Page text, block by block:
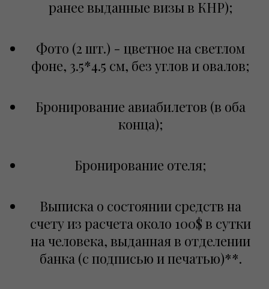
ранее выданные визы в КНР);
Фото (2 шт.) - цветное на светлом
фоне, 3.5*4.5 см, без углов и овалов;
Бронирование авиабилетов (в оба
конца);
Бронирование отеля;
Выписка о состоянии средств на
счету из расчета около 100$ в сутки
на человека, выданная в отделении
банка (с подписью и печатью)**.